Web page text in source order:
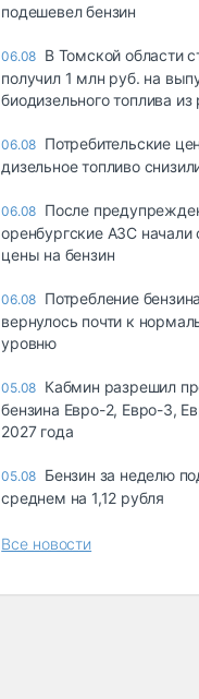
подешевел бензин
06.08 В Томской области
получил 1 млн руб. на
биодизельного топлива из
06.08 Потребительские
дизельное топливо
06.08 После
оренбургские АЗС начали
цены на бензин
06.08 Потребление
вернулось почти к
уровню
05.08 Кабмин разрешил
бензина Евро-2, Евро-3,
2027 года
05.08 Бензин за неделю
среднем на 1,12 рубля
Все новости